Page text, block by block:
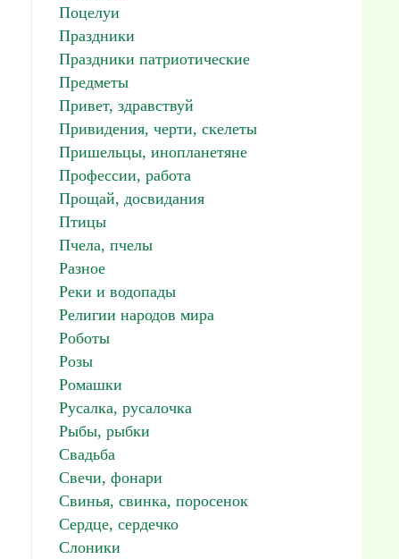
Поцелуи
Праздники
Праздники патриотические
Предметы
Привет, здравствуй
Привидения, черти, скелеты
Пришельцы, инопланетяне
Профессии, работа
Прощай, досвидания
Птицы
Пчела, пчелы
Разное
Реки и водопады
Религии народов мира
Роботы
Розы
Ромашки
Русалка, русалочка
Рыбы, рыбки
Свадьба
Свечи, фонари
Свинья, свинка, поросенок
Сердце, сердечко
Слоники